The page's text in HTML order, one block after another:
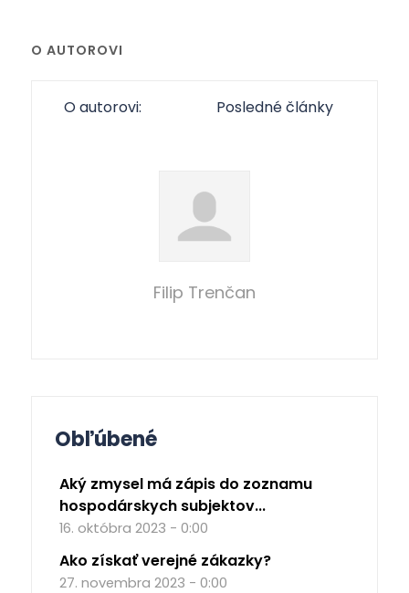
O AUTOROVI
O autorovi: Posledné články
Filip Trenčan
Obľúbené
Aký zmysel má zápis do zoznamu
hospodárskych subjektov...
16. októbra 2023 - 0:00
Ako získať verejné zákazky?
27. novembra 2023 - 0:00